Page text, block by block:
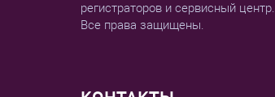
регистраторов и сервисный центр.
Все права защищены.